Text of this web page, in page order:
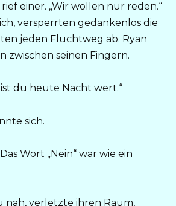
rief einer. „Wir wollen nur reden.“
versperrten gedankenlos die
jeden Fluchtweg ab. Ryan
zwischen seinen Fingern.
du heute Nacht wert.“
sich.
Wort „Nein“ war wie ein
nah, verletzte ihren Raum,